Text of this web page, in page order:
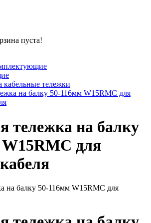
пуста!
кабельные тележки
на балку 50-116мм W15RMC для
тележка на балку
для